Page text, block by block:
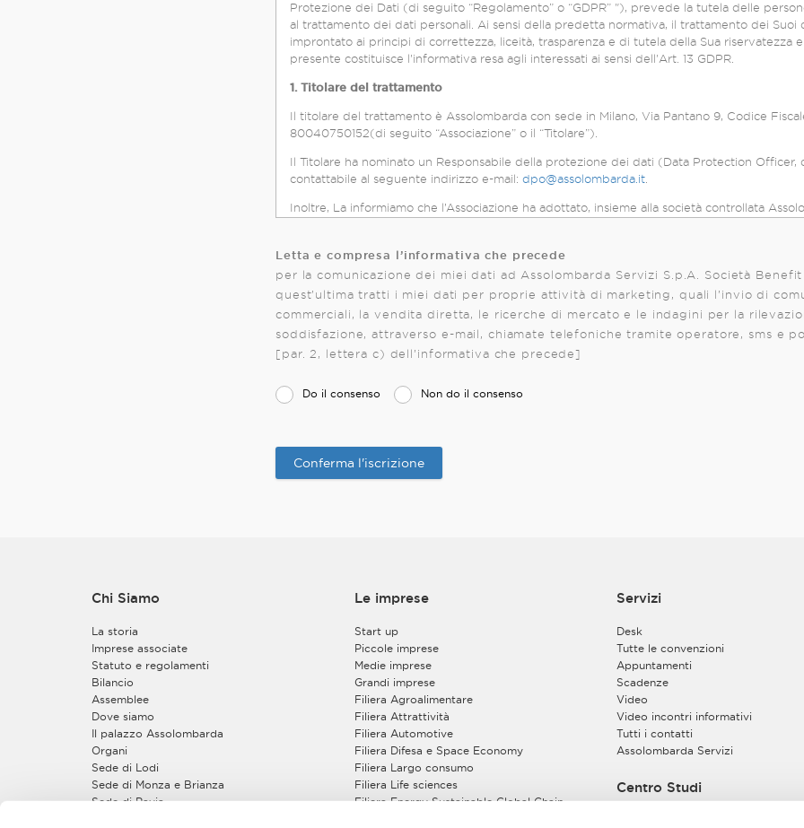
Protezione dei Dati (di seguito “Regolamento” o “GDPR” "), prevede la tutela delle persone fisiche rispetto
al trattamento dei dati personali. Ai sensi della predetta normativa, il trattamento dei Suoi
improntato ai principi di correttezza, liceità, trasparenza e di tutela della Sua riservatezza
presente costituisce l'informativa resa agli interessati ai sensi dell'Art. 13 GDPR.
1. Titolare del trattamento
Il titolare del trattamento è Assolombarda con sede in Milano, Via Pantano 9, Codice
80040750152(di seguito “Associazione” o il “Titolare”).
Il Titolare ha nominato un Responsabile della protezione dei dati (Data Protection Officer,
contattabile al seguente indirizzo e-mail: dpo@assolombarda.it
Inoltre, La informiamo che l’Associazione ha adottato, insieme alla società controllata
vengono inseriti i dati delle persone fisiche, referenti di aziende o enti (raccolti da
svolgimento delle rispettive attività) e delle loro interazioni con gli enti medesimi. Inoltre,
condividono all’interno del CRM anche la gestione delle utenze per l’accesso alle aree riservate dei rispettivi
siti web, in modo da consentire agli utenti di accedere a tali aree riservate con un’unica
Con riferimento ad alcuni trattamenti all’interno del CRM, indicati alla lettera b) del
della presente informativa, l’Associazione determina quindi finalità e mezzi del
l’Associazione e Assolombarda Servizi S.p.A. Società Benefit rivestono il ruolo di contitolari
(di seguito, congiuntamente “Contitolari”) e, ai sensi dell’art. 26 GDPR, hanno sottoscritto
richiesto scrivendo agli indirizzi e-mail:
line riservati alle persone fisiche appartenenti all’organizzazione delle imprese associate. Inoltre, tramite la
tradizionali in presenza oppure in forma di webinar on line. L’Associazione tratta quindi i dati personali da Lei
forniti per finalità connesse all’esecuzione del rapporto associativo tra il Titolare e
lavora (di seguito “Aderente”), nonchéper eseguire la Sua richiesta di registrazione, per
servizi on line riservati agli associati eper farLa partecipare ai convegni o eventi organizzati
cui deciderà di iscriversi. Base giuridica di tale trattamento è l'adempimento della Sua
registrazione, di accesso ai servizi on line riservati agli associati e di partecipazione ai suddetti convegni o
eventi, nonchédegli obblighi derivanti dal rapporto associativo che il Titolare ha in essere
Il conferimento dei Suoi dati è necessario per dare corso alla registrazione sul sito web
fornirLe i servizi riservati agli associati, nonché per farLa partecipare agli eventi o convegni
Letta e compresa l’informativa che precede
per la comunicazione dei miei dati ad Assolombarda Servizi S.p.A. Società
quest’ultima tratti i miei dati per proprie attività di marketing, quali l’invio di
commerciali, la vendita diretta, le ricerche di mercato e le indagini per la
soddisfazione, attraverso e-mail, chiamate telefoniche tramite operatore, sms e posta tradizionale
[par. 2, lettera c) dell’informativa che precede]
Do il consenso Non do il consenso
Conferma l'iscrizione
Chi Siamo
La storia
Imprese associate
Statuto e regolamenti
Bilancio
Assemblee
Dove siamo
Il palazzo Assolombarda
Organi
Sede di Lodi
Sede di Monza e Brianza
Sede di Pavia
Le imprese
Start up
Piccole imprese
Medie imprese
Grandi imprese
Filiera Agroalimentare
Filiera Attrattività
Filiera Automotive
Filiera Difesa e Space Economy
Filiera Largo consumo
Filiera Life sciences
Filiera Energy Sustainable Global Chain
Servizi
Desk
Tutte le convenzioni
Appuntamenti
Scadenze
Video
Video incontri informativi
Tutti i contatti
Assolombarda Servizi
Centro Studi